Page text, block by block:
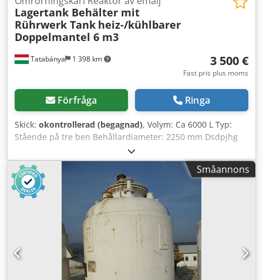
Tatabánya 1 398 km
Lagertank Behälter mit
Rührwerk Tank heiz-/kühlbarer
Doppelmantel 6 m3
3 500 €
Fast pris plus moms
Förfråga Ringa
Skick: okontrollerad (begagnad), Volym: Ca 6000 L Typ:
Stående på tre ben Behållardiameter: 2250 mm Dsdpjhg
Niqjfx Acijwa Uppvärmbar/kylningsbar dubbelmantel
Emaljerad behållare
Småannons